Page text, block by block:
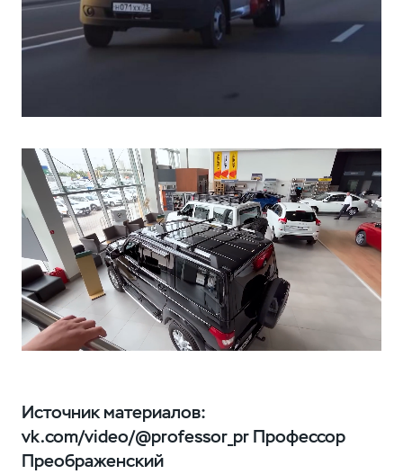
Источник материалов:
vk.com/video/@professor_pr Профессор
Преображенский